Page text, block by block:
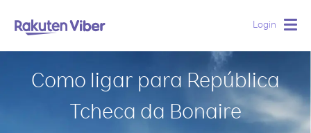
Login
Como ligar para República
Tcheca da Bonaire